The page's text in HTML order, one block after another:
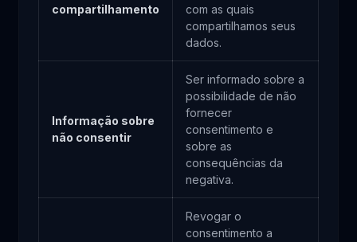
compartilhamento
com as quais
compartilhamos seus
dados.
Informação sobre
não consentir
Ser informado sobre a
possibilidade de não
fornecer
consentimento e
sobre as
consequências da
negativa.
Revogar o
consentimento a